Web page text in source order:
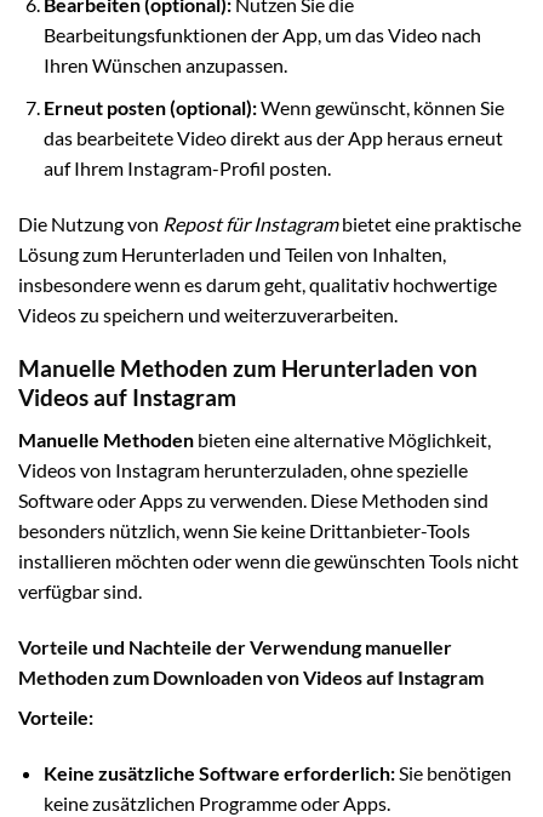
Bearbeitungsfunktionen der App, um das Video nach
Ihren Wünschen anzupassen.
Erneut posten (optional):Wenn gewünscht, können Sie
das bearbeitete Video direkt aus der App heraus erneut
auf Ihrem Instagram-Profil posten.
Die Nutzung von Repost für Instagrambietet eine praktische
Lösung zum Herunterladen und Teilen von Inhalten,
insbesondere wenn es darum geht, qualitativ hochwertige
Videos zu speichern und weiterzuverarbeiten.
Manuelle Methoden zum Herunterladen von
Videos auf Instagram
Manuelle Methoden bieten eine alternative Möglichkeit,
Videos von Instagram herunterzuladen, ohne spezielle
Software oder Apps zu verwenden. Diese Methoden sind
besonders nützlich, wenn Sie keine Drittanbieter-Tools
installieren möchten oder wenn die gewünschten Tools nicht
verfügbar sind.
Vorteile und Nachteile der Verwendung manueller
Methoden zum Downloaden von Videos auf Instagram
Vorteile:
Keine zusätzliche Software erforderlich:Sie benötigen
keine zusätzlichen Programme oder Apps.